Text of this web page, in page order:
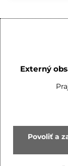
Externý
Povoliť a